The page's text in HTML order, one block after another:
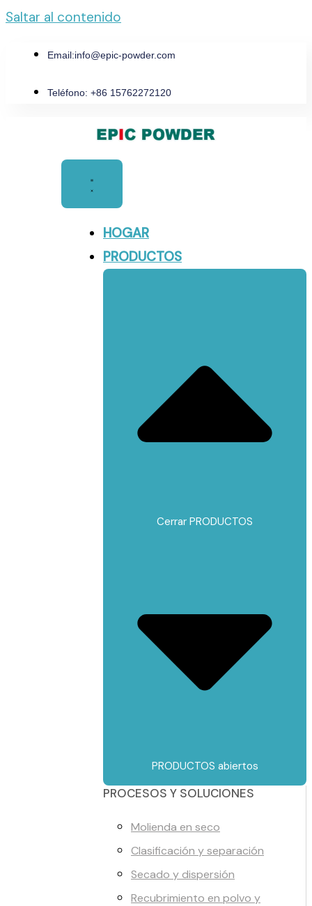
Saltar al contenido
Email:info@epic-powder.com
Teléfono: +86 15762272120
HOGAR
PRODUCTOS
Cerrar PRODUCTOS
PRODUCTOS abiertos
PROCESOS Y SOLUCIONES
Molienda en seco
Clasificación y separación
Secado y dispersión
Recubrimiento en polvo y